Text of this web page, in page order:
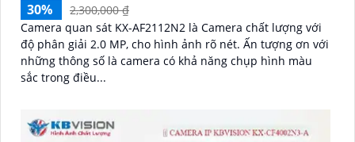
30%
2,300,000 ₫
Camera quan sát KX-AF2112N2 là Camera chất lượng với
độ phân giải 2.0 MP, cho hình ảnh rõ nét. Ấn tượng ơn với
những thông số là camera có khả năng chụp hình màu
sắc trong điều...